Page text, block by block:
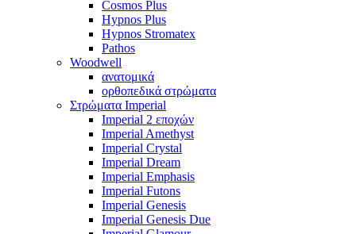
Cosmos Plus
Hypnos Plus
Hypnos Stromatex
Pathos
Woodwell
ανατομικά
ορθοπεδικά στρώματα
Στρώματα Imperial
Imperial 2 εποχών
Imperial Amethyst
Imperial Crystal
Imperial Dream
Imperial Emphasis
Imperial Futons
Imperial Genesis
Imperial Genesis Due